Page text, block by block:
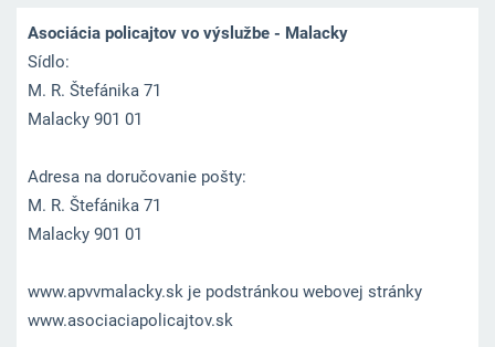
Asociácia policajtov vo výslužbe - Malacky
Sídlo:
M. R. Štefánika 71
Malacky 901 01
Adresa na doručovanie pošty:
M. R. Štefánika 71
Malacky 901 01
www.apvvmalacky.sk je podstránkou webovej stránky
www.asociaciapolicajtov.sk